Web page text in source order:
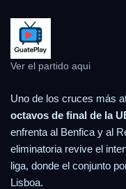
Ver el partido aqui
Uno de los cruces más
octavos de final de la
enfrenta al Benfica y al
eliminatoria revive el
liga, donde el conjunto
Lisboa.